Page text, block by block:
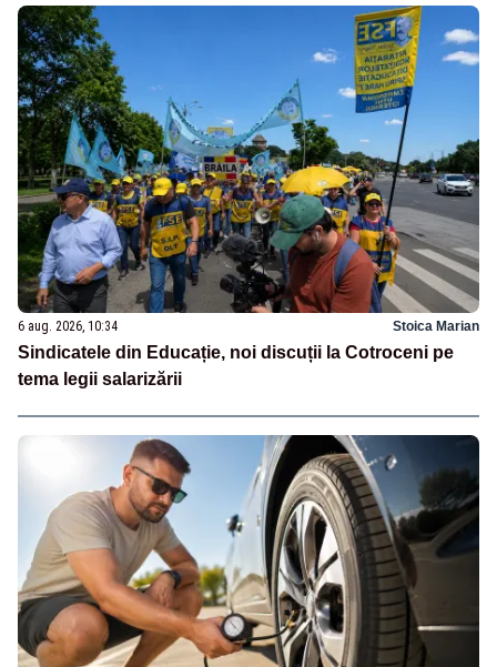
6 aug. 2026, 10:34 Stoica Marian
Sindicatele din Educație, noi discuții la Cotroceni pe
tema legii salarizării